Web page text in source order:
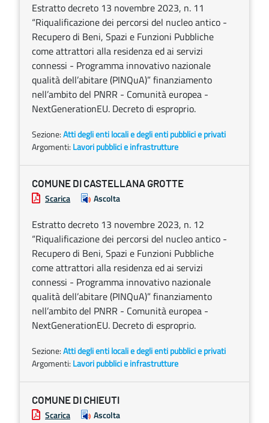
Estratto decreto 13 novembre 2023, n. 11
“Riqualificazione dei percorsi del nucleo antico -
Recupero di Beni, Spazi e Funzioni Pubbliche
come attrattori alla residenza ed ai servizi
connessi - Programma innovativo nazionale
qualità dell’abitare (PINQuA)” finanziamento
nell’ambito del PNRR - Comunità europea -
NextGenerationEU. Decreto di esproprio.
Sezione:Atti degli enti locali e degli enti pubblici e privati
Argomenti: Lavori pubblici e infrastrutture
COMUNE DI CASTELLANA GROTTE
Scarica Ascolta
Estratto decreto 13 novembre 2023, n. 12
“Riqualificazione dei percorsi del nucleo antico -
Recupero di Beni, Spazi e Funzioni Pubbliche
come attrattori alla residenza ed ai servizi
connessi - Programma innovativo nazionale
qualità dell’abitare (PINQuA)” finanziamento
nell’ambito del PNRR - Comunità europea -
NextGenerationEU. Decreto di esproprio.
Sezione:Atti degli enti locali e degli enti pubblici e privati
Argomenti: Lavori pubblici e infrastrutture
COMUNE DI CHIEUTI
Scarica Ascolta